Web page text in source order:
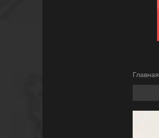
Главная